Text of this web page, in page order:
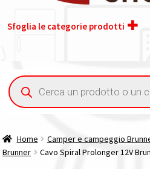
Sfoglia le categorie prodotti
Acquisto iva 4% (agevolata)
Contatti
Ricerca
prodotti
Home Camper e campeggio
Brunner
Cavo Spiral Prolonger 12V